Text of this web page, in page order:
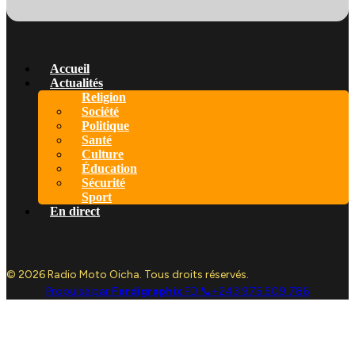
Accueil
Actualités
Religion
Société
Politique
Santé
Culture
Éducation
Sécurité
Sport
En direct
© 2026 Radio Moto Oicha. Tous droits réservés.
Propulsé par Ferdigraphix FD 📞+243 975 509 786